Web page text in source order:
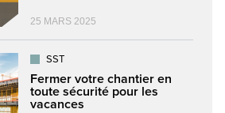
25 MARS 2025
SST
Fermer votre chantier en
toute sécurité pour les
vacances